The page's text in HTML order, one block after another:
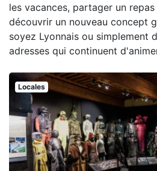
les vacances, partager un
découvrir un nouveau concept
soyez Lyonnais ou simplement
adresses qui continuent
Locales